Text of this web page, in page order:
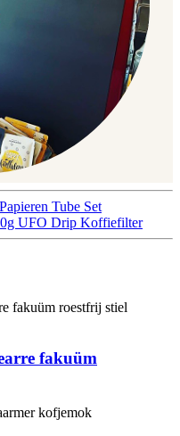
Tube Set
UFO Drip Koffiefilter
fakuüm